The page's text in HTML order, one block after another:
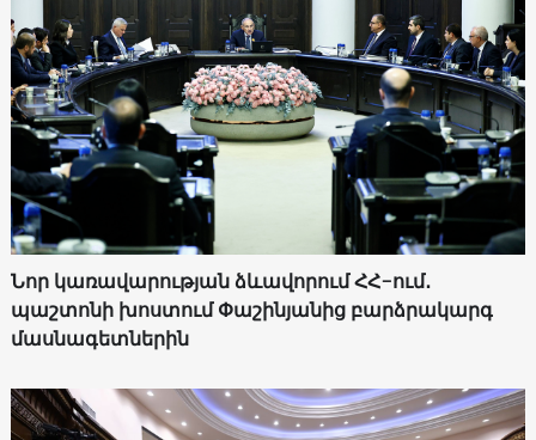
Նոր կառավարության ձևավորում ՀՀ-ում․
պաշտոնի խոստում Փաշինյանից բարձրակարգ
մասնագետներին